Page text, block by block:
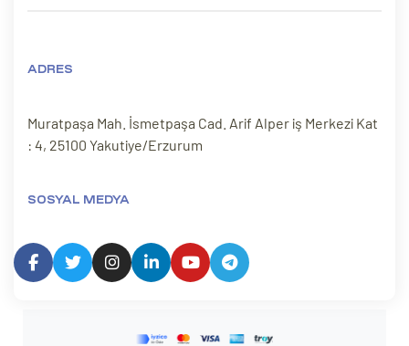
ADRES
Muratpaşa Mah. İsmetpaşa Cad. Arif Alper iş Merkezi Kat
: 4, 25100 Yakutiye/Erzurum
SOSYAL MEDYA